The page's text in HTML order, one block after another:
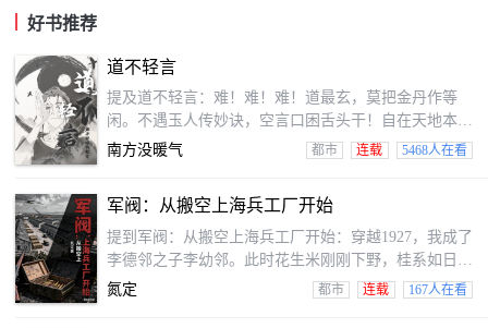
好书推荐
道不轻言
提及道不轻言：难！难！难！道最玄，莫把金丹作等
闲。不遇玉人传妙诀，空言口困舌头干！自在天地本生
成，此间更无六耳传！道不可言，法不可传，真间妙理
那泼事苦恼？啧啧啧！无非一纸荒唐！
南方没暖气 都市 连载 5468人在看
军阀：从搬空上海兵工厂开始
提到军阀：从搬空上海兵工厂开始：穿越1927，我成了
李德邻之子李幼邻。此时花生米刚刚下野，桂系如日中
天，但我现在，这就他不在风暴来临前的平静。面对即
氮定 都市 连载 167人在看